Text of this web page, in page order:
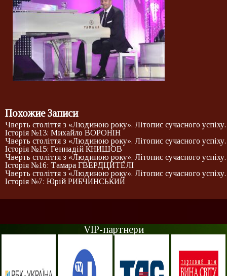
Похожие Записи
Чверть століття з «Людиною року». Літопис сучасного успіху.
Історія №13: Михайло ВОРОНІН
Чверть століття з «Людиною року». Літопис сучасного успіху.
Історія №15: Геннадій КНИШОВ
Чверть століття з «Людиною року». Літопис сучасного успіху.
Історія №16: Тамара ГВЕРДЦИТЕЛІ
Чверть століття з «Людиною року». Літопис сучасного успіху.
Історія №7: Юрій РИБЧИНСЬКИЙ
VIP-партнери